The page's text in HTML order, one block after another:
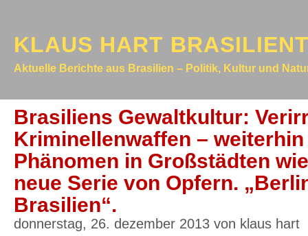
KLAUS HART
Aktuelle Berichte aus Brasilien – Politik, Kultur und
Brasiliens Gewaltkultur:
Kriminellenwaffen –
Phänomen in Großstädten
neue Serie von Opfern.
Brasilien“.
donnerstag, 26. dezember 2013 von klaus hart